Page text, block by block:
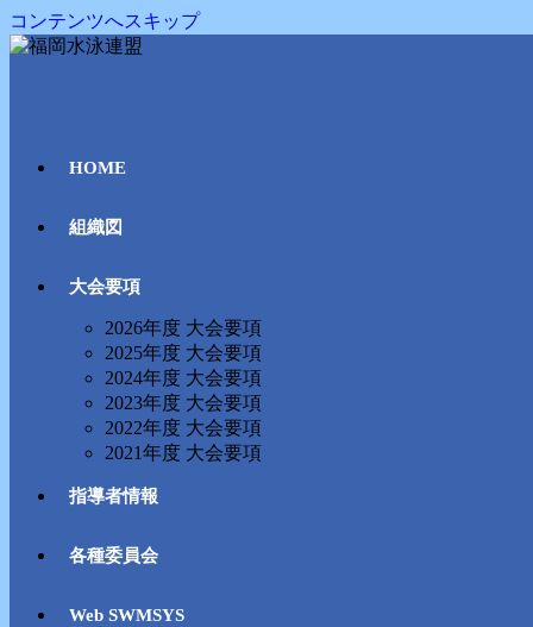
コンテンツへスキップ
HOME
組織図
大会要項
2026年度 大会要項
2025年度 大会要項
2024年度 大会要項
2023年度 大会要項
2022年度 大会要項
2021年度 大会要項
指導者情報
各種委員会
Web SWMSYS